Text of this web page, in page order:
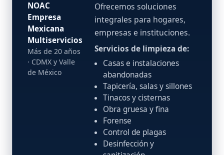
NOAC
Empresa
Mexicana
Multiservicios
Más de 20 años
· CDMX y Valle
de México
Ofrecemos soluciones
integrales para hogares,
empresas e instituciones.
Servicios de limpieza de:
Casas e instalaciones
abandonadas
Tapicería, salas y sillones
Tinacos y cisternas
Obra gruesa y fina
Forense
Control de plagas
Desinfección y